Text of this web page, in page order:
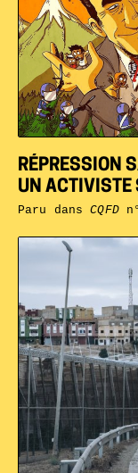
RÉPRESSION
UN ACTIVISTE
Paru dansCQFD